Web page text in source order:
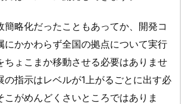
簡略化だったこともあってか、開発コ
にかかわらず全国の拠点について実行
ちょこまか移動させる必要はありませ
の指示はレベルが1上がるごとに出す必
がめんどくさいところではありま